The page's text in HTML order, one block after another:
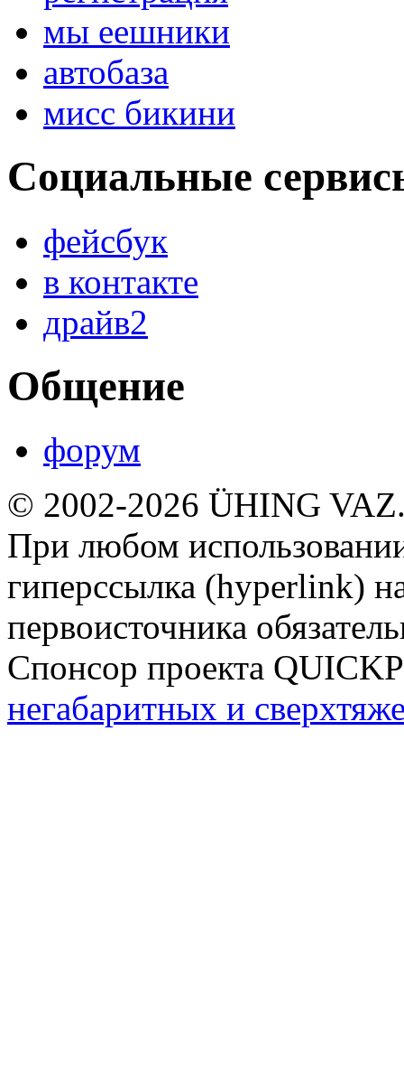
мы еешники
автобаза
мисс бикини
Социальные
фейсбук
в контакте
драйв2
Общение
форум
© 2002-2026 ÜHING
При любом
гиперссылка (hyperlink)
первоисточника
Спонсор проекта
негабаритных и